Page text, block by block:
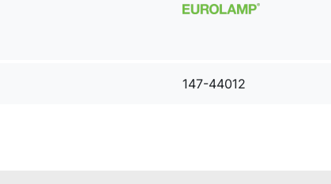
147-44012